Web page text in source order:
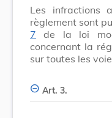
Les infractions
règlement sont
7 de la loi
concernant la
sur toutes les
Art. 3.